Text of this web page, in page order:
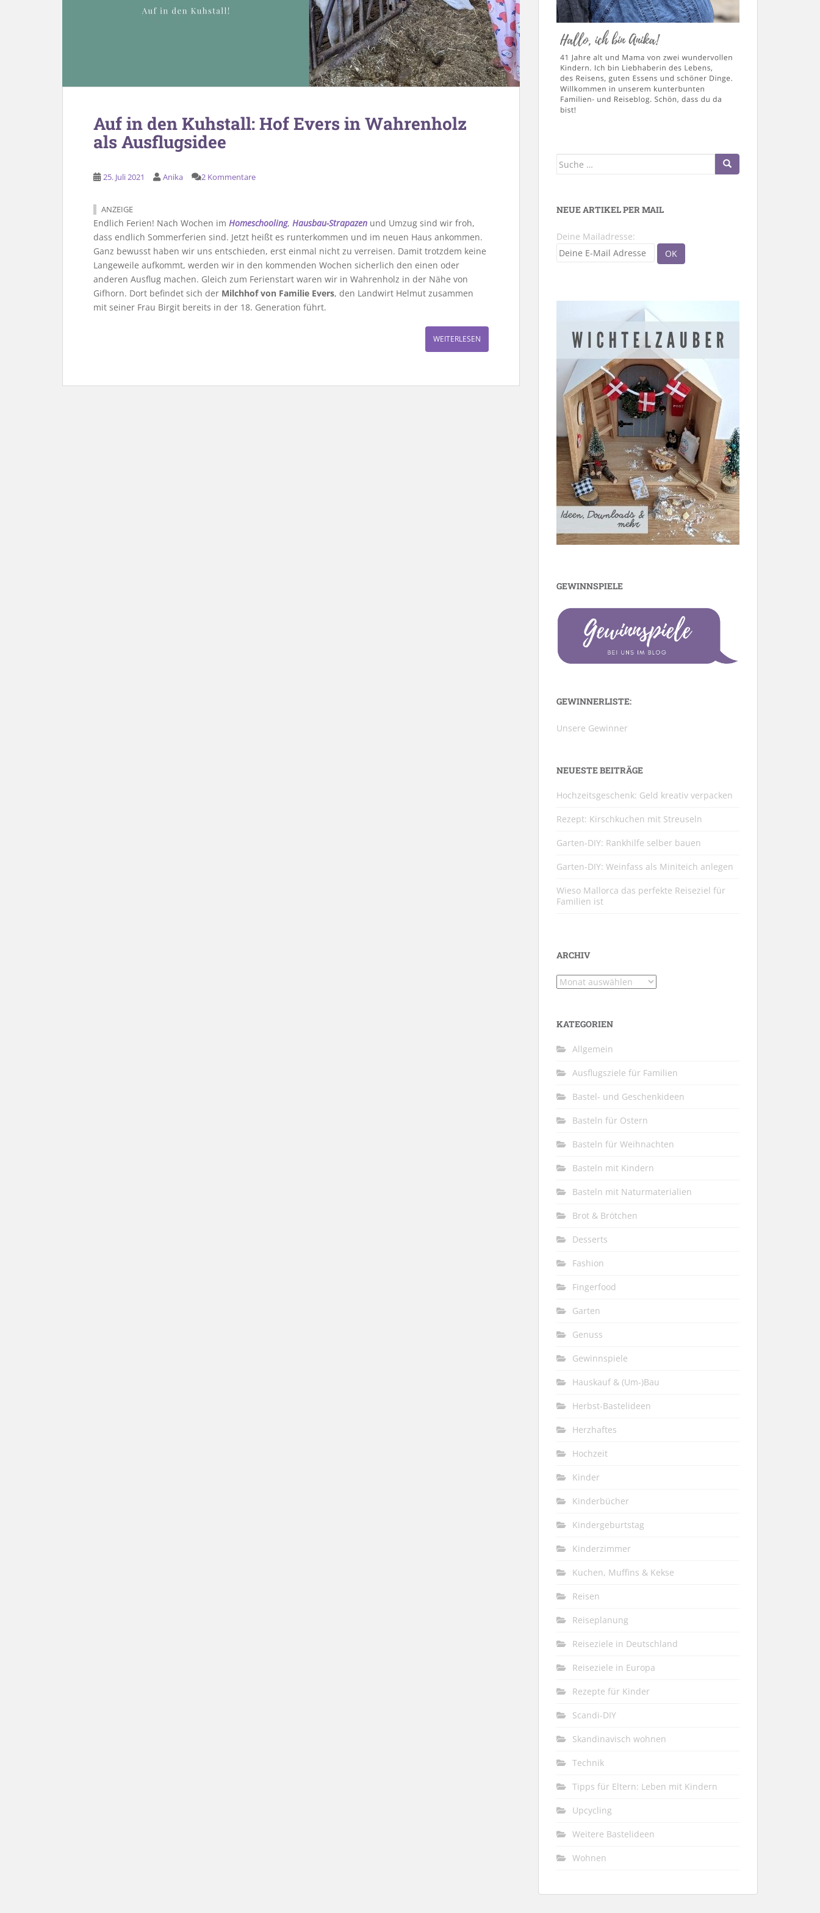
Auf in den Kuhstall: Hof Evers in Wahrenholz
als Ausflugsidee
25. Juli 2021 Anika 2 Kommentare
ANZEIGE
Endlich Ferien! Nach Wochen im Homeschooling, Hausbau-Strapazen und Umzug sind wir froh,
dass endlich Sommerferien sind. Jetzt heißt es runterkommen und im neuen Haus ankommen.
Ganz bewusst haben wir uns entschieden, erst einmal nicht zu verreisen. Damit trotzdem keine
Langeweile aufkommt, werden wir in den kommenden Wochen sicherlich den einen oder
anderen Ausflug machen. Gleich zum Ferienstart waren wir in Wahrenholz in der Nähe von
Gifhorn. Dort befindet sich der Milchhof von Familie Evers, den Landwirt Helmut zusammen
mit seiner Frau Birgit bereits in der 18. Generation führt.
WEITERLESEN
Suche
NEUE ARTIKEL PER MAIL
Deine Mailadresse:
GEWINNSPIELE
GEWINNERLISTE:
Unsere Gewinner
NEUESTE BEITRÄGE
Hochzeitsgeschenk: Geld kreativ verpacken
Rezept: Kirschkuchen mit Streuseln
Garten-DIY: Rankhilfe selber bauen
Garten-DIY: Weinfass als Miniteich anlegen
Wieso Mallorca das perfekte Reiseziel für
Familien ist
ARCHIV
Archiv
KATEGORIEN
Allgemein
Ausflugsziele für Familien
Bastel- und Geschenkideen
Basteln für Ostern
Basteln für Weihnachten
Basteln mit Kindern
Basteln mit Naturmaterialien
Brot & Brötchen
Desserts
Fashion
Fingerfood
Garten
Genuss
Gewinnspiele
Hauskauf & (Um-)Bau
Herbst-Bastelideen
Herzhaftes
Hochzeit
Kinder
Kinderbücher
Kindergeburtstag
Kinderzimmer
Kuchen, Muffins & Kekse
Reisen
Reiseplanung
Reiseziele in Deutschland
Reiseziele in Europa
Rezepte für Kinder
Scandi-DIY
Skandinavisch wohnen
Technik
Tipps für Eltern: Leben mit Kindern
Upcycling
Weitere Bastelideen
Wohnen